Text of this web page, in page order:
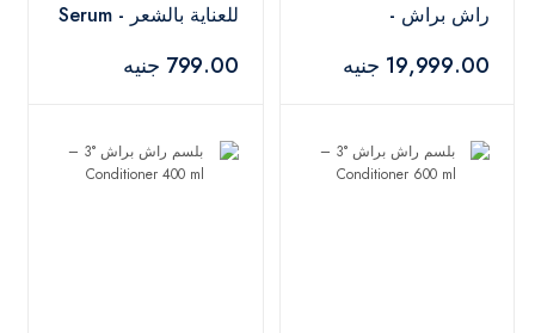
راش براش -
19,999.00 جنيه
للعناية بالشعر - Serum
799.00 جنيه